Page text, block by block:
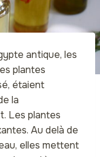
antique, les
plantes
étaient
la
Les plantes
Au delà de
elles mettent